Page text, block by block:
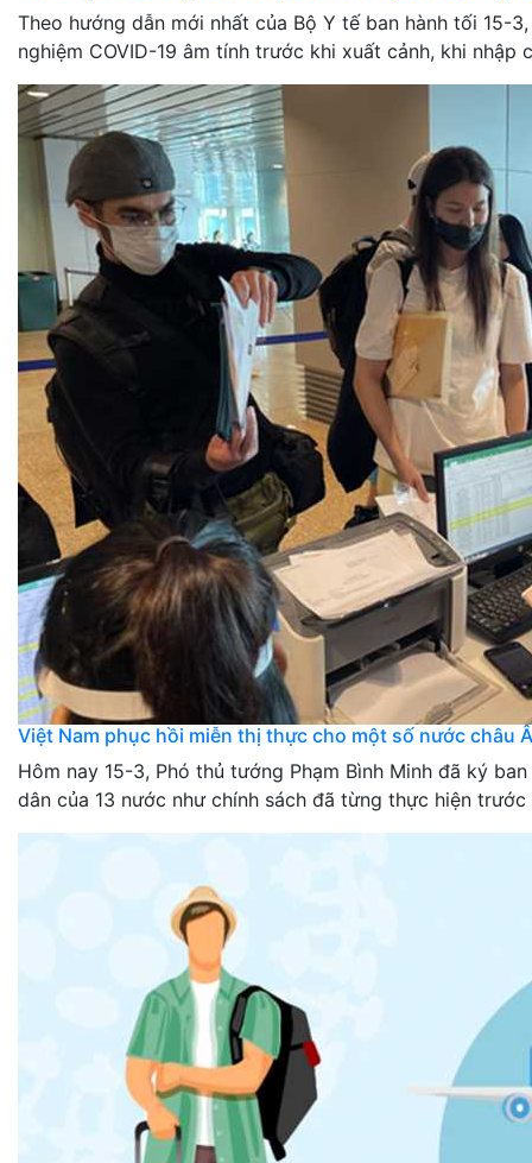
Theo hướng dẫn mới nhất của Bộ Y tế ban hành tối 15-
nghiệm COVID-19 âm tính trước khi xuất cảnh, khi nhập
Việt Nam phục hồi miễn thị thực cho một số nước châu
Hôm nay 15-3, Phó thủ tướng Phạm Bình Minh đã ký
dân của 13 nước như chính sách đã từng thực hiện trước